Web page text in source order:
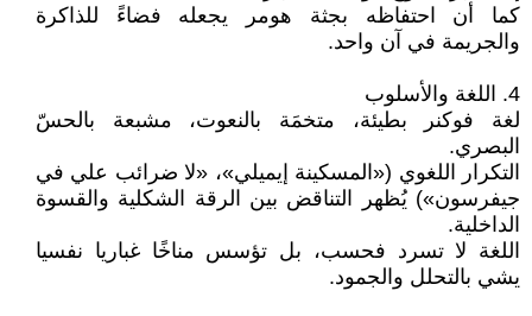
كما أن احتفاظه بجثة هومر يجعله فضاءً للذاكرة
والجريمة في آن واحد.
4. اللغة والأسلوب
لغة فوكنر بطيئة، متخمَة بالنعوت، مشبعة بالحسّ
البصري.
التكرار اللغوي («المسكينة إيميلي»، «لا ضرائب علي في
جيفرسون») يُظهر التناقض بين الرقة الشكلية والقسوة
الداخلية.
اللغة لا تسرد فحسب، بل تؤسس مناخًا غباريا نفسيا
يشي بالتحلل والجمود.